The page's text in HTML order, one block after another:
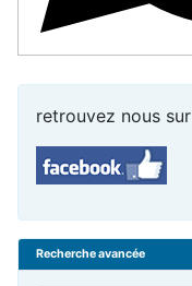
retrouvez nous sur
Recherche avancée